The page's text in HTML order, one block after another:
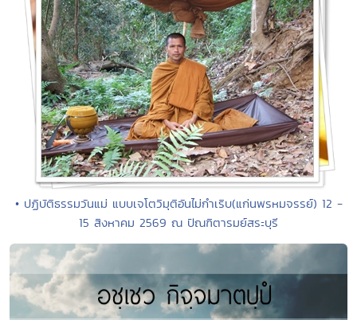
• ปฏิบัติธรรมวันแม่ แบบเจโตวิมุติอันไม่กำเริบ(แก่นพรหมจรรย์) 12 -
15 สิงหาคม 2569 ณ ปัณฑิตารมย์สระบุรี